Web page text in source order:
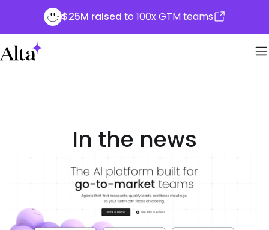
$25M raised to 100x GTM teams
In the news